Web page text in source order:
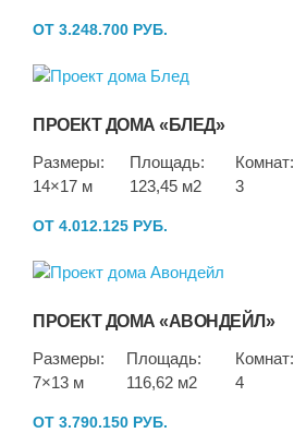
ОТ 3.248.700 РУБ.
ПРОЕКТ ДОМА «БЛЕД»
Размеры:
14×17 м
Площадь:
123,45 м2
Комнат:
3
ОТ 4.012.125 РУБ.
ПРОЕКТ ДОМА «АВОНДЕЙЛ»
Размеры:
7×13 м
Площадь:
116,62 м2
Комнат:
4
ОТ 3.790.150 РУБ.